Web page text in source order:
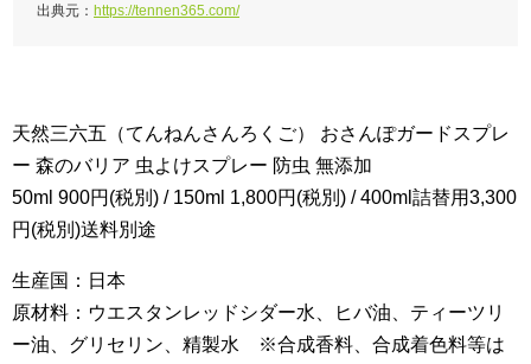
出典元： https://tennen365.com/
天然三六五（てんねんさんろくご） おさんぽガードスプレ
ー 森のバリア 虫よけスプレー 防虫 無添加
50ml 900円(税別) / 150ml 1,800円(税別) / 400ml詰替用3,300
円(税別)送料別途
生産国：日本
原材料：ウエスタンレッドシダー水、ヒバ油、ティーツリ
ー油、グリセリン、精製水 ※合成香料、合成着色料等は